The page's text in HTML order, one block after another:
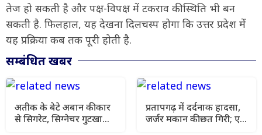
तेज हो सकती है और पक्ष-विपक्ष में टकराव की स्थिति भी बन
सकती है. फिलहाल, यह देखना दिलचस्प होगा कि उत्तर प्रदेश में
यह प्रक्रिया कब तक पूरी होती है.
सम्बंधित खबर
अतीक के बेटे अबान की कार
से सिगरेट, सिग्नेचर गुटखा
प्रतापगढ़ में दर्दनाक हादसा,
जर्जर मकान की छत गिरी; एक